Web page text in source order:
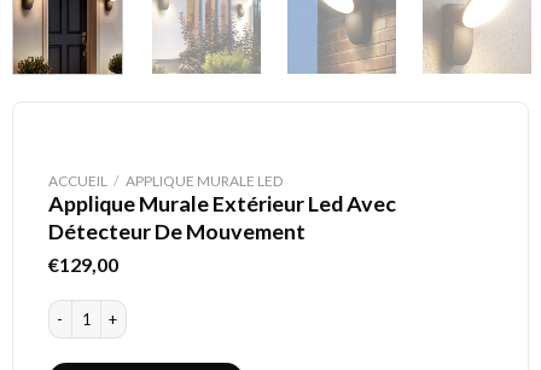
ACCUEIL / APPLIQUE MURALE LED
Applique Murale Extérieur Led Avec
Détecteur De Mouvement
€129,00
quantité de Applique Murale Extérieur Led Avec Détecteur De Mouvement